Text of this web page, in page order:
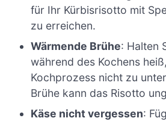
für Ihr Kürbisrisotto mit
zu erreichen.
Wärmende Brühe: Halten
während des Kochens
Kochprozess nicht zu
Brühe kann das Risotto
Käse nicht vergessen: